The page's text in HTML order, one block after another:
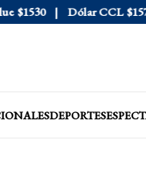
Dólar CCL $1577.3
DEPORTES